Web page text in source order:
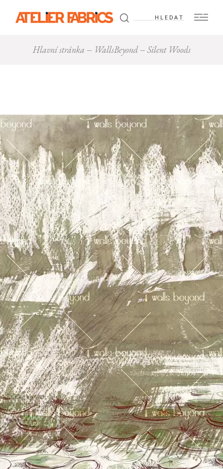
Hledat:
Hlavní stránka WallsBeyond Silent Woods